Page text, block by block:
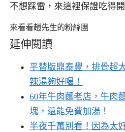
不想踩雷，來這裡保證吃得開
來看看趙先生的粉絲團
延伸閱讀
平替版鼎泰豐，排骨超
辣湯夠好喝！
60年牛肉麵老店，牛肉
塊，還能免費加湯！
半夜千萬別看！因為太